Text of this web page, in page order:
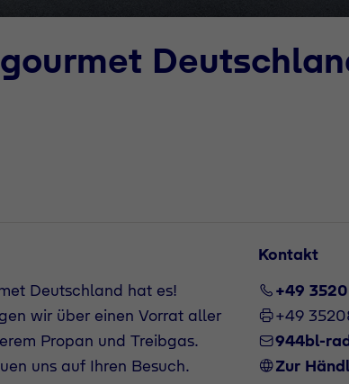
Deutschland hat es!
wir über einen Vorrat aller
Propan und Treibgas.
uns auf Ihren Besuch.
Kontakt
+49
+49
944bl-
Zur